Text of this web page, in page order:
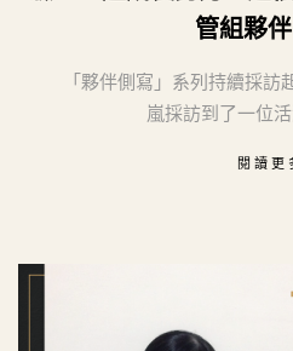
管組夥
「夥伴側寫」系列持續採訪
嵐採訪到了一位
閱讀更